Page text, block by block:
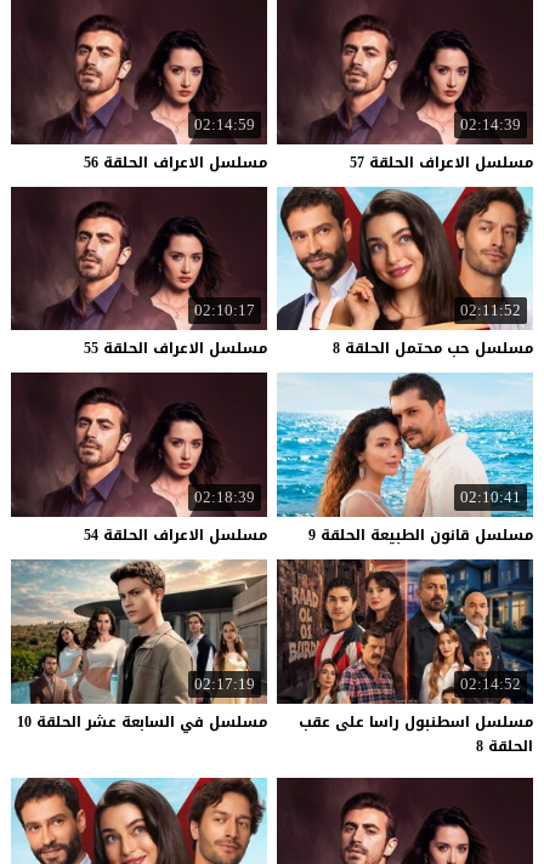
02:14:39
مسلسل الاعراف الحلقة 57
02:14:59
مسلسل الاعراف الحلقة 56
02:11:52
مسلسل حب محتمل الحلقة 8
02:10:17
مسلسل الاعراف الحلقة 55
02:10:41
مسلسل قانون الطبيعة الحلقة 9
02:18:39
مسلسل الاعراف الحلقة 54
02:14:52
مسلسل اسطنبول راسا على عقب
الحلقة 8
02:17:19
مسلسل في السابعة عشر الحلقة 10